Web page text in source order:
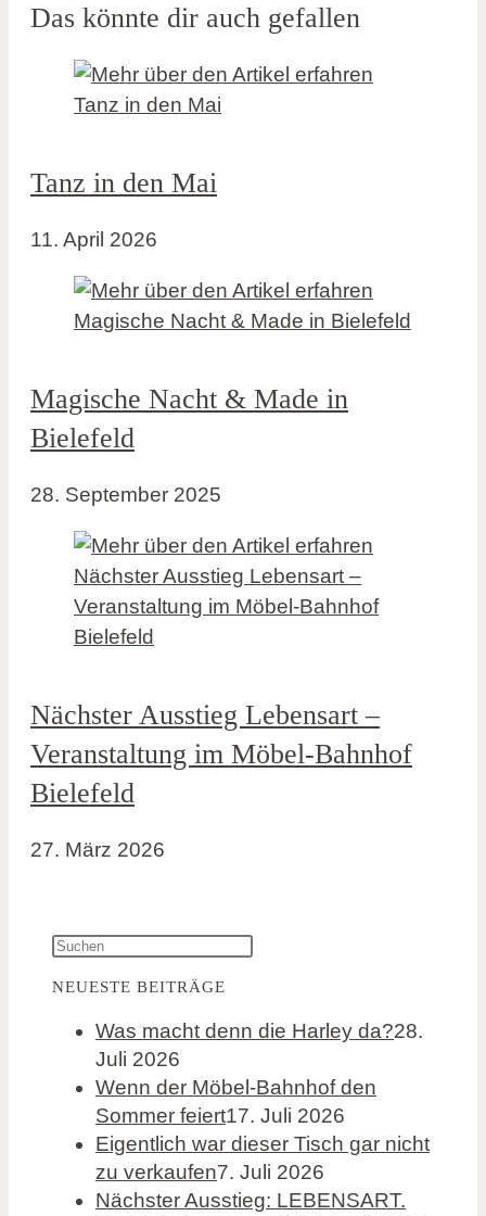
Das könnte dir auch gefallen
Tanz in den Mai
11. April 2026
Magische Nacht & Made in
Bielefeld
28. September 2025
Nächster Ausstieg Lebensart –
Veranstaltung im Möbel-Bahnhof
Bielefeld
27. März 2026
NEUESTE BEITRÄGE
Was macht denn die Harley da?28.
Juli 2026
Wenn der Möbel-Bahnhof den
Sommer feiert17. Juli 2026
Eigentlich war dieser Tisch gar nicht
zu verkaufen7. Juli 2026
Nächster Ausstieg: LEBENSART.